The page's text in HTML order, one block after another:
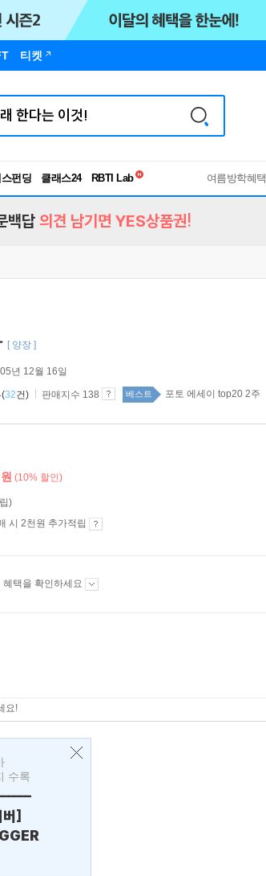
티켓
펀딩 클래스24
독서유형검사
여름방학혜택
백답 의견 남기면 YES상품권!
[ 양장 ]
년 12월 16일
(32건) 판매지수 138 베스트 포토 에세이 top20 2주
원 (10% 할인)
)
시 2천원 추가적립
혜택을 확인하세요
요!
수록
]